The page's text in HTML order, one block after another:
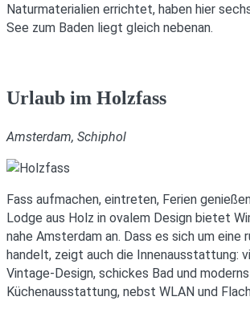
Naturmaterialien errichtet, haben hier
See zum Baden liegt gleich nebenan.
Urlaub im Holzfass
Amsterdam, Schiphol
Fass aufmachen, eintreten, Ferien
Lodge aus Holz in ovalem Design bietet
nahe Amsterdam an. Dass es sich um eine
handelt, zeigt auch die Innenausstattung:
Vintage-Design, schickes Bad und
Küchenausstattung, nebst WLAN und